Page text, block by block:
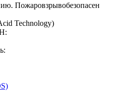
Пожаровзрывобезопасен
Technology)